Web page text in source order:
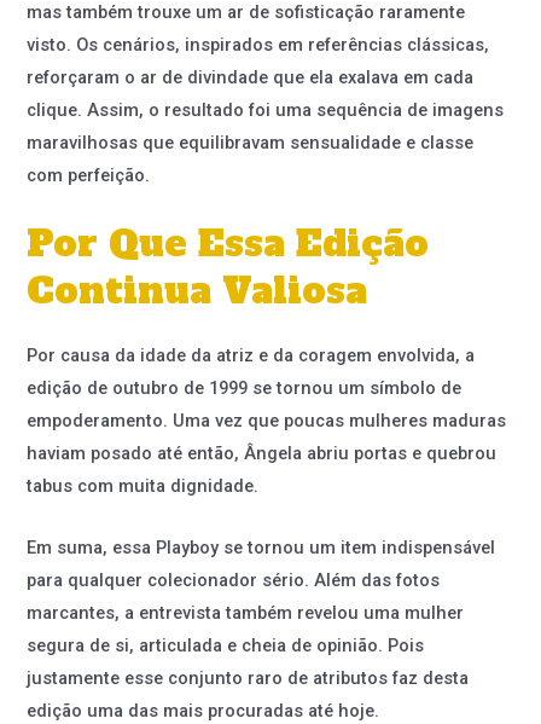
mas também trouxe um ar de sofisticação raramente
visto. Os cenários, inspirados em referências clássicas,
reforçaram o ar de divindade que ela exalava em cada
clique. Assim, o resultado foi uma sequência de imagens
maravilhosas que equilibravam sensualidade e classe
com perfeição.
Por Que Essa Edição
Continua Valiosa
Por causa da idade da atriz e da coragem envolvida, a
edição de outubro de 1999 se tornou um símbolo de
empoderamento. Uma vez que poucas mulheres maduras
haviam posado até então, Ângela abriu portas e quebrou
tabus com muita dignidade.
Em suma, essa Playboy se tornou um item indispensável
para qualquer colecionador sério. Além das fotos
marcantes, a entrevista também revelou uma mulher
segura de si, articulada e cheia de opinião. Pois
justamente esse conjunto raro de atributos faz desta
edição uma das mais procuradas até hoje.